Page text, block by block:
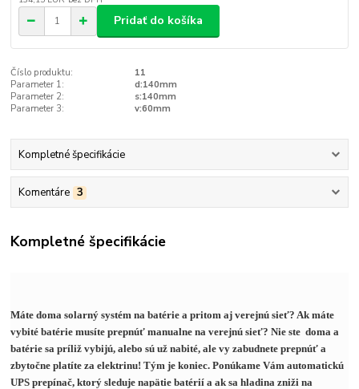
Pridať do košíka
Číslo produktu:
11
Parameter 1:
d:140mm
Parameter 2:
s:140mm
Parameter 3:
v:60mm
Kompletné špecifikácie
Komentáre 3
Kompletné špecifikácie
Máte doma solarný systém na batérie a pritom aj verejnú sieť? Ak máte
vybité batérie musíte prepnúť manualne na verejnú sieť? Nie ste doma a
batérie sa príliž vybijú, alebo sú už nabité, ale vy zabudnete prepnúť a
zbytočne platíte za elektrinu! Tým je koniec.Ponúkame Vám automatickú
UPS prepínač, ktorý sleduje napätie batérií a ak sa hladina zniži na